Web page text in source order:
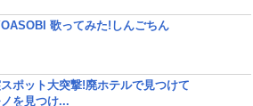
歌ってみた!しんごちん
ポット大突撃!廃ホテルで見つけて
を見つけ...